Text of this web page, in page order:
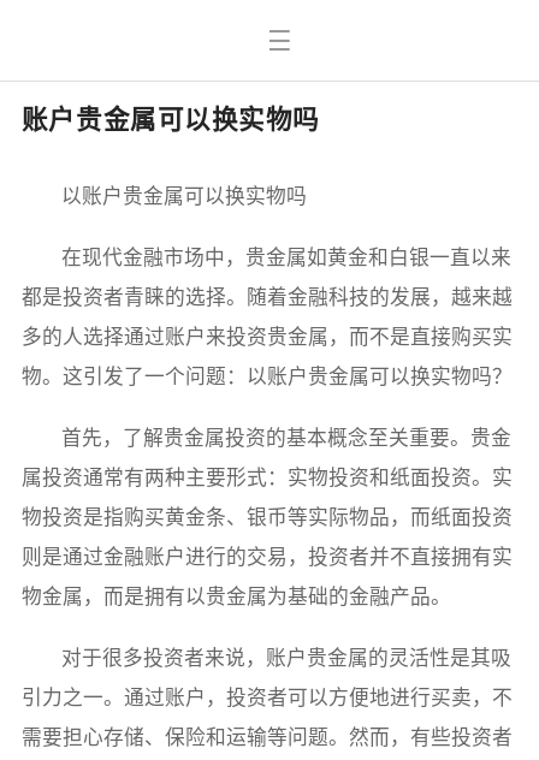
账户贵金属可以换实物吗
以账户贵金属可以换实物吗
在现代金融市场中，贵金属如黄金和白银一直以来
都是投资者青睐的选择。随着金融科技的发展，越来越
多的人选择通过账户来投资贵金属，而不是直接购买实
物。这引发了一个问题：以账户贵金属可以换实物吗？
首先，了解贵金属投资的基本概念至关重要。贵金
属投资通常有两种主要形式：实物投资和纸面投资。实
物投资是指购买黄金条、银币等实际物品，而纸面投资
则是通过金融账户进行的交易，投资者并不直接拥有实
物金属，而是拥有以贵金属为基础的金融产品。
对于很多投资者来说，账户贵金属的灵活性是其吸
引力之一。通过账户，投资者可以方便地进行买卖，不
需要担心存储、保险和运输等问题。然而，有些投资者